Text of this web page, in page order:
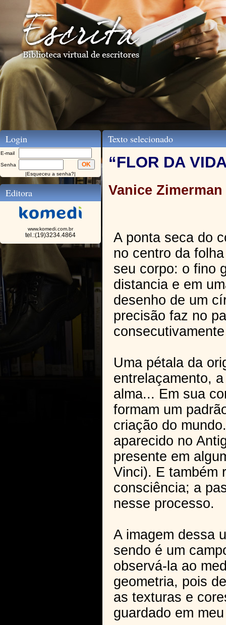
Login
E-mail
Senha
|Esqueceu a senha?|
Editora
www.komedi.com.br
tel.:(19)3234.4864
Texto selecionado
“FLOR DA
Vanice Zimerman
A ponta seca do
no centro da
seu corpo: o fino
distancia e em
desenho de um
precisão faz no
Uma pétala da
entrelaçamento,
alma... Em sua
formam um
criação do
aparecido no
presente em
Vinci). E também
consciência; a
nesse processo.
A imagem dessa
sendo é um
observá-la ao
geometria, pois
as texturas e
guardado em